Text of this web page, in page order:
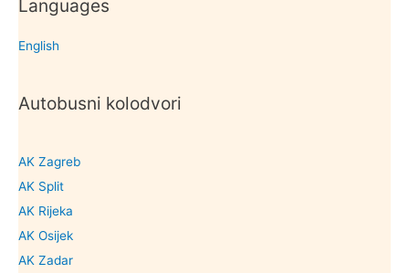
Languages
English
Autobusni kolodvori
AK Zagreb
AK Split
AK Rijeka
AK Osijek
AK Zadar